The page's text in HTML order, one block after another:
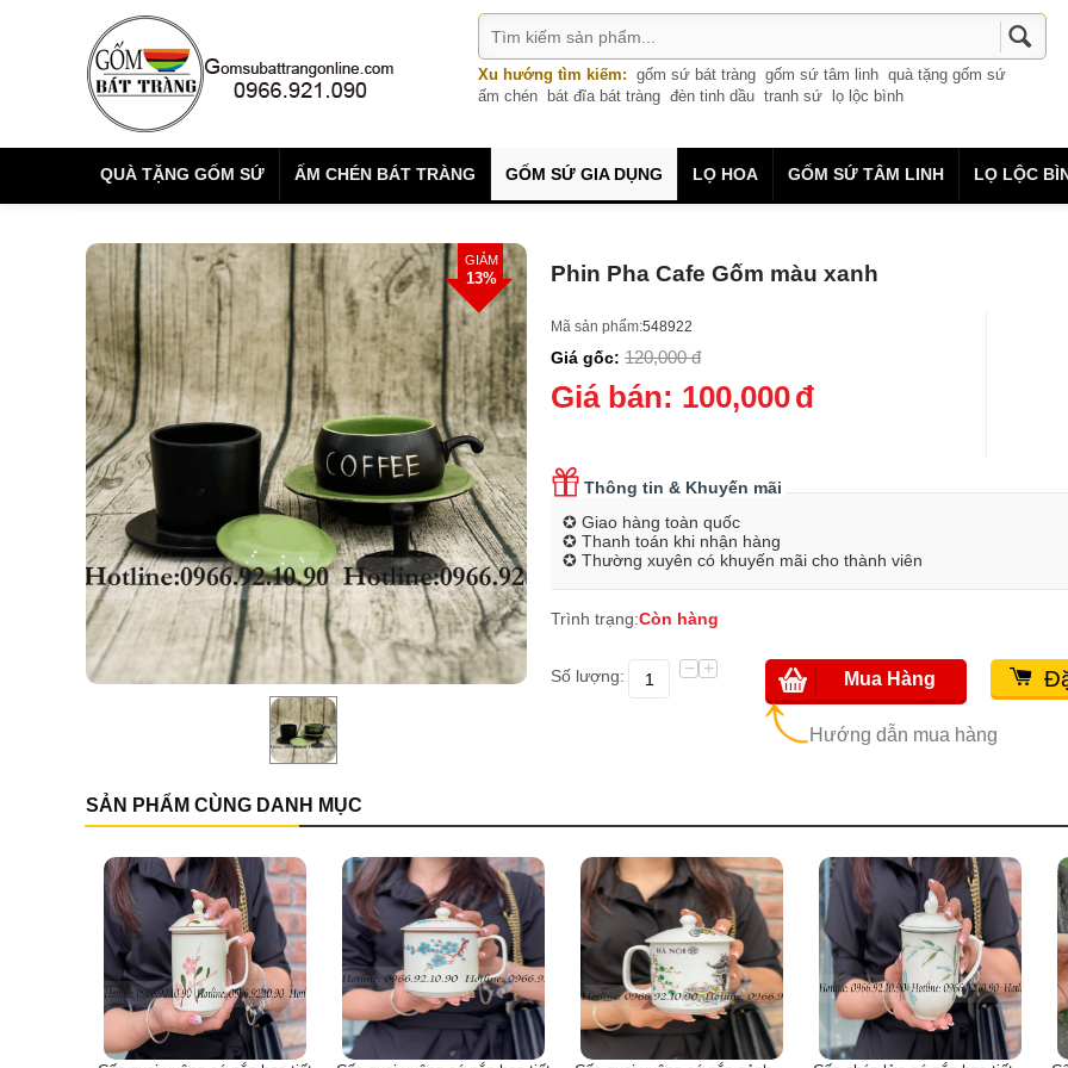
Xu hướng tìm kiếm: gốm sứ bát tràng gốm sứ tâm linh quà tặng gốm sứ
ấm chén
bát đĩa bát tràng đèn tinh dầu tranh sứ lọ lộc bình
QUÀ TẶNG GỐM SỨ ẤM CHÉN BÁT TRÀNG GỐM SỨ GIA DỤNG LỌ HOA GỐM SỨ TÂM LINH LỌ LỘC
GIẢM
13% Phin Pha Cafe Gốm màu xanh
Mã sản phẩm:548922
Giá gốc: 120,000 đ
Giá bán: 100,000đ
Thông tin & Khuyến mãi
✪ Giao hàng toàn quốc
✪ Thanh toán khi nhận hàng
✪ Thường xuyên có khuyến mãi cho thành viên
Trình trạng:Còn hàng
Số lượng: +
−
Hướng dẫn mua hàng
Mua Hàng
SẢN PHẨM CÙNG DANH MỤC